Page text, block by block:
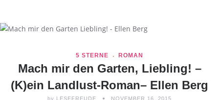
5 STERNE ROMAN
Mach mir den Garten, Liebling! –
(K)ein Landlust-Roman– Ellen Berg
by LESEFREUDE NOVEMBER 16, 2015